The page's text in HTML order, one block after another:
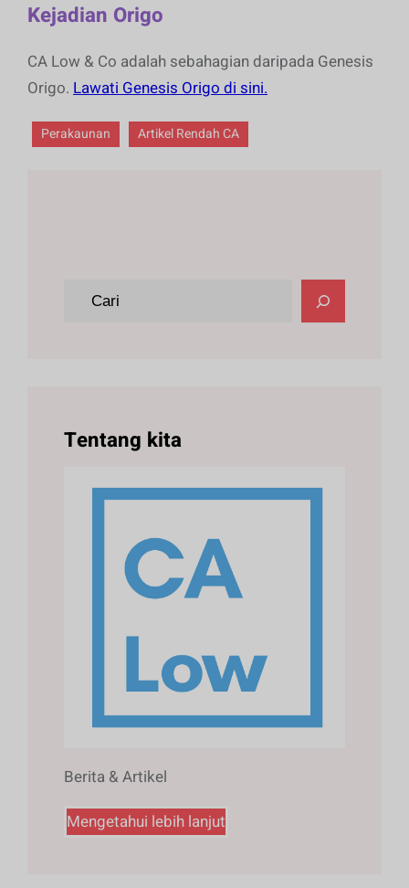
Kejadian Origo
CA Low & Co adalah sebahagian daripada Genesis
Origo. Lawati Genesis Origo di sini.
Perakaunan Artikel Rendah CA
Tentang kita
Berita & Artikel
Mengetahui lebih lanjut